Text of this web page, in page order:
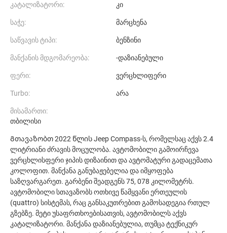
კატალიზატორი: კი
საჭე: მარცხენა
საწვავის ტიპი: ბენზინი
მანქანის მდგომარეობა: -დაზიანებული
ფერი: ვერცხლიფერი
Turbo: არა
მისამართი:
თბილისი
Გთავაზობთ 2022 წლის Jeep Compass-ს, რომელსაც აქვს 2.4
ლიტრიანი ძრავის მოცულობა. ავტომობილი გამოირჩევა
ვერცხლისფერი ჯიპის დიზაინით და ავტომატური გადაცემათა
კოლოფით. მანქანა განუბაჟებელია და იმყოფება
საზღვარგარეთ. გარბენი შეადგენს 75, 078 კილომეტრს.
ავტომობილი სთავაზობს ოთხივე წამყვანი ერთეულის
(quattro) სისტემას, რაც განსაკუთრებით გამოსადეგია რთულ
გზებზე. მეტი უსაფრთხოებისათვის, ავტომობილს აქვს
კატალიზატორი. მანქანა დაზიანებულია, თუმცა ტექნიკურ